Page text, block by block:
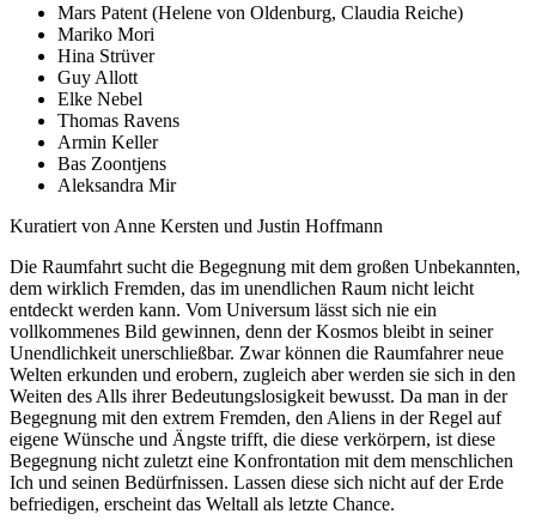
Mars Patent (Helene von Oldenburg, Claudia Reiche)
Mariko Mori
Hina Strüver
Guy Allott
Elke Nebel
Thomas Ravens
Armin Keller
Bas Zoontjens
Aleksandra Mir
Kuratiert von Anne Kersten und Justin Hoffmann
Die Raumfahrt sucht die Begegnung mit dem großen Unbekannten,
dem wirklich Fremden, das im unendlichen Raum nicht leicht
entdeckt werden kann. Vom Universum lässt sich nie ein
vollkommenes Bild gewinnen, denn der Kosmos bleibt in seiner
Unendlichkeit unerschließbar. Zwar können die Raumfahrer neue
Welten erkunden und erobern, zugleich aber werden sie sich in den
Weiten des Alls ihrer Bedeutungslosigkeit bewusst. Da man in der
Begegnung mit den extrem Fremden, den Aliens in der Regel auf
eigene Wünsche und Ängste trifft, die diese verkörpern, ist diese
Begegnung nicht zuletzt eine Konfrontation mit dem menschlichen
Ich und seinen Bedürfnissen. Lassen diese sich nicht auf der Erde
befriedigen, erscheint das Weltall als letzte Chance.